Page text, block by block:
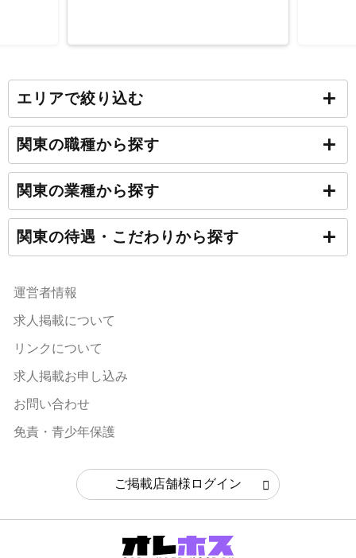
エリアで絞り込む
関東の職種から探す
関東の業種から探す
関東の待遇・こだわりから探す
運営者情報
求人掲載について
リンクについて
求人掲載お申し込み
お問い合わせ
免責・青少年保護
ご掲載店舗様ログイン